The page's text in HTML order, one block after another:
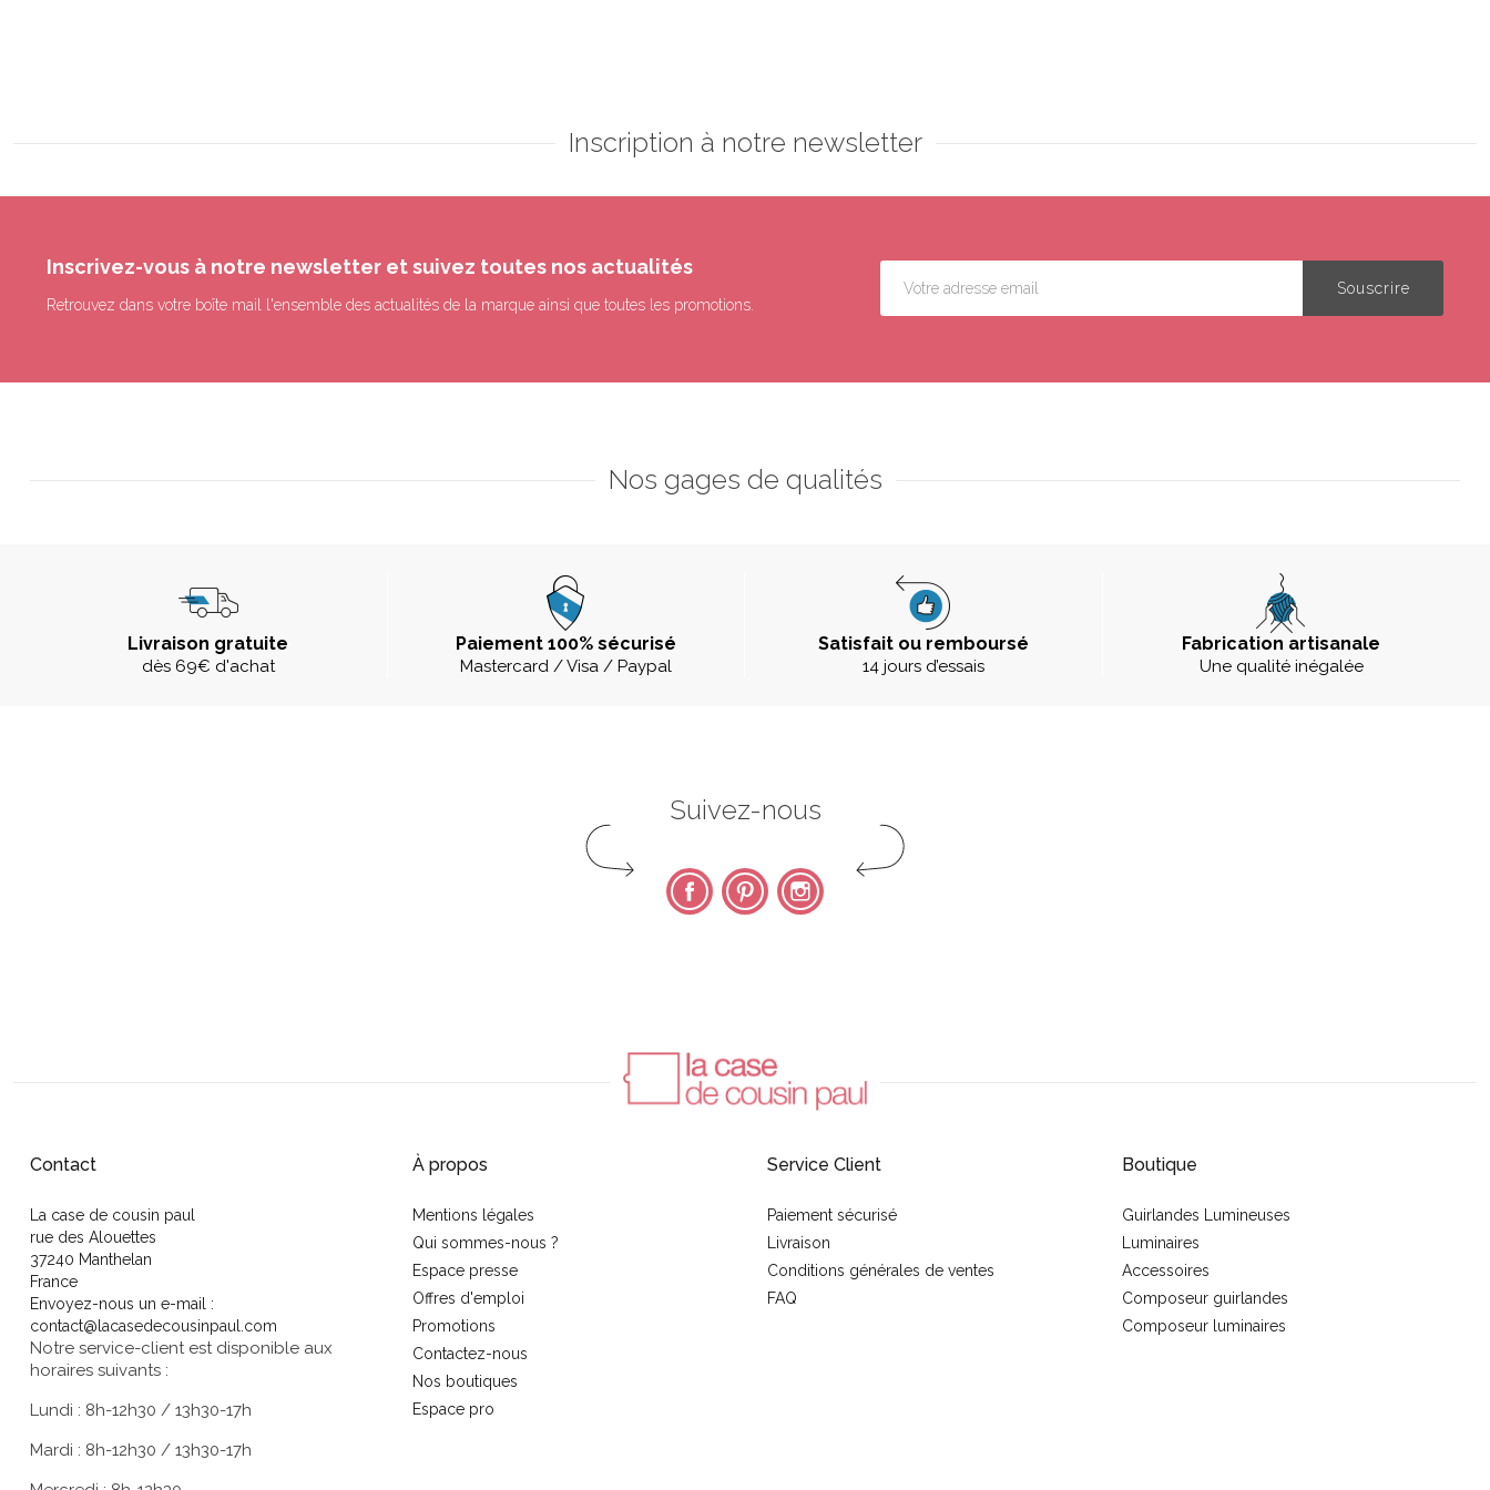
Inscription à notre newsletter
Inscrivez-vous à notre newsletter et suivez toutes nos actualités
Retrouvez dans votre boîte mail l'ensemble des actualités de la marque ainsi que toutes les promotions.
Nos gages de qualités
Livraison gratuite
dès 69€ d'achat
Paiement 100% sécurisé
Mastercard / Visa / Paypal
Satisfait ou remboursé
14 jours d’essais
Fabrication artisanale
Une qualité inégalée
Suivez-nous
FacebookPinterest Instagram
Contact
La case de cousin paul
rue des Alouettes
37240 Manthelan
France
Envoyez-nous un e-mail :
contact@lacasedecousinpaul.com
Notre service-client est disponible aux
horaires suivants :
Lundi : 8h-12h30 / 13h30-17h
Mardi : 8h-12h30 / 13h30-17h
À propos
Mentions légales
Qui sommes-nous ?
Espace presse
Offres d'emploi
Promotions
Contactez-nous
Nos boutiques
Espace pro
Service Client
Paiement sécurisé
Livraison
Conditions générales de ventes
FAQ
Boutique
Guirlandes Lumineuses
Luminaires
Accessoires
Composeur guirlandes
Composeur luminaires